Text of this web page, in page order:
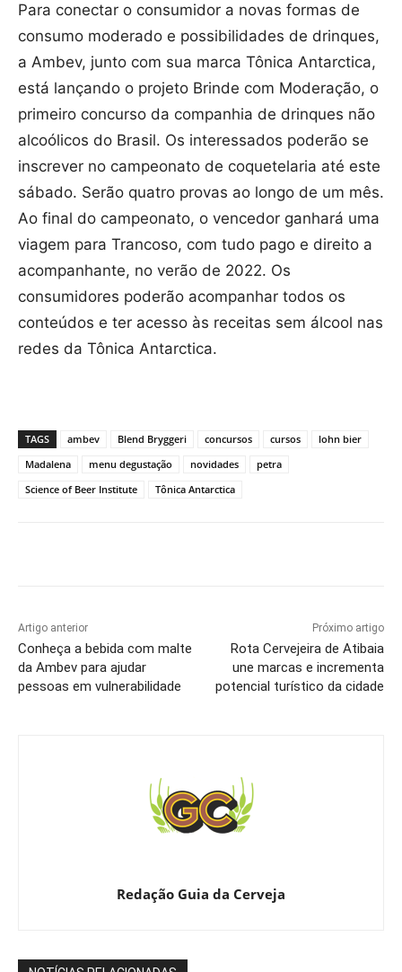
Para conectar o consumidor a novas formas de
consumo moderado e possibilidades de drinques,
a Ambev, junto com sua marca Tônica Antarctica,
está lançando o projeto Brinde com Moderação, o
primeiro concurso da companhia de drinques não
alcoólicos do Brasil. Os interessados poderão se
inscrever no campeonato de coquetelaria até este
sábado. Serão quatro provas ao longo de um mês.
Ao final do campeonato, o vencedor ganhará uma
viagem para Trancoso, com tudo pago e direito a
acompanhante, no verão de 2022. Os
consumidores poderão acompanhar todos os
conteúdos e ter acesso às receitas sem álcool nas
redes da Tônica Antarctica.
TAGS ambev Blend Bryggeri concursos cursos
lohn bier
Madalena
menu degustação novidades
petra
Science of Beer Institute
Tônica Antarctica
Artigo anterior
Conheça a bebida com malte
da Ambev para ajudar
pessoas em vulnerabilidade
Próximo artigo
Rota Cervejeira de Atibaia
une marcas e incrementa
potencial turístico da cidade
Redação Guia da Cerveja